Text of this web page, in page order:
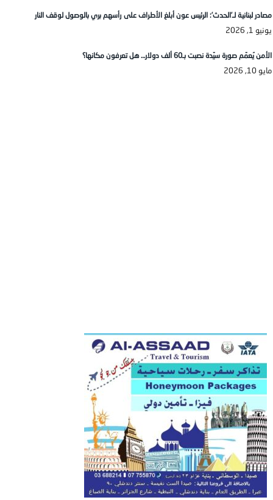
مصادر لبنانية لـ’الحدث’: الرئيس عون أبلغ الأطراف على رأسهم بري بالوصول لوقف النار
يونيو 1, 2026
الأمن يُعمّم صورة سيّدة نصبت بـ60 ألف دولار… هل تعرفون مكانها؟
مايو 10, 2026